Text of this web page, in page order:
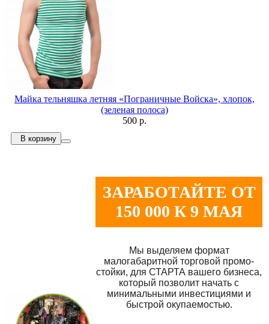
Майка тельняшка летняя «Пограничные Войска», хлопок,
(зеленая полоса)
500 р.
В корзину
ЗАРАБОТАЙТЕ ОТ
150 000 К 9 МАЯ
Мы выделяем формат
малогабаритной торговой промо-
стойки, для СТАРТА вашего бизнеса,
который позволит начать с
минимальными инвестициями и
быстрой окупаемостью.